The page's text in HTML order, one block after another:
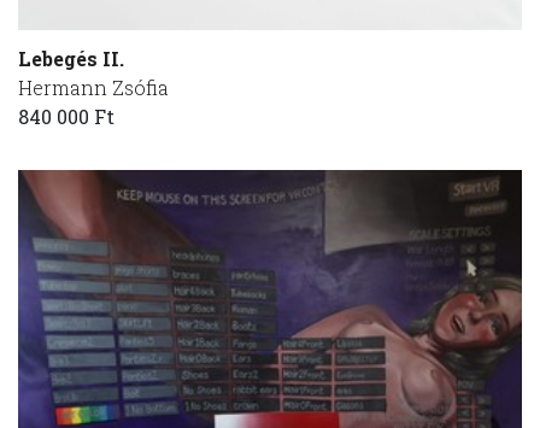
Lebegés II.
Hermann Zsófia
840 000 Ft